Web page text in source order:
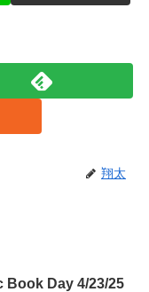
翔太
Book Day 4/23/25